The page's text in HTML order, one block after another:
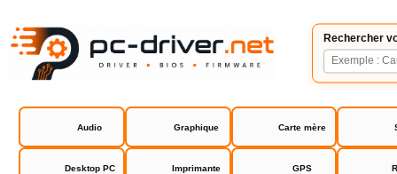
Rechercher
Audio Graphique Carte mère
Desktop PC Imprimante GPS